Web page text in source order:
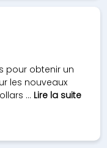
pour obtenir un
les nouveaux
... Lire la suite